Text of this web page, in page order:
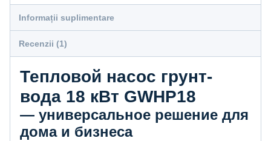
Informații suplimentare
Recenzii (1)
Тепловой насос грунт-
вода 18 кВт GWHP18
— универсальное решение для
дома и бизнеса